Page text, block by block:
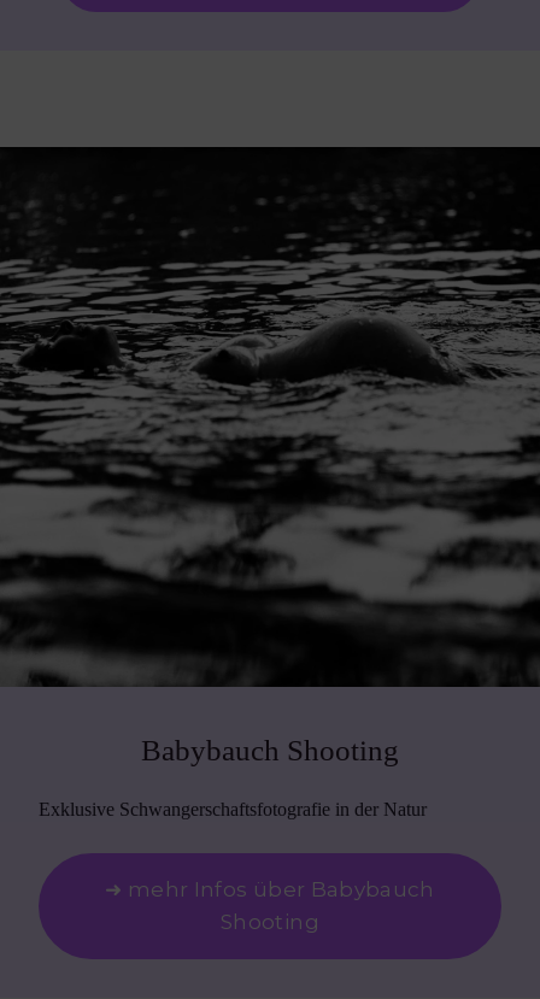
Babybauch Shooting
Exklusive Schwangerschaftsfotografie in der Natur
➜ mehr Infos über Babybauch
Shooting